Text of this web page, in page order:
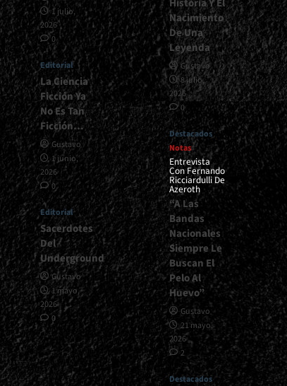
1 julio,
2026
0
Editorial
La Ciencia
Ficción Ya
No Es Tan
Ficción…
Gustavo
1 junio,
2026
0
Editorial
Sacerdotes
Del
Underground
Gustavo
1 mayo,
2026
0
Historia Y El
Nacimiento
De Una
Leyenda
Gustavo
8 julio,
2026
0
Destacados
Notas
Entrevista
Con Fernando
Ricciardulli De
Azeroth
“A Las
Bandas
Nacionales
Siempre Le
Buscan El
Pelo Al
Huevo”
Gustavo
21 mayo,
2026
2
Destacados